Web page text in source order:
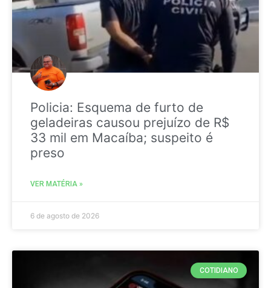
Policia: Esquema de furto de
geladeiras causou prejuízo de R$
33 mil em Macaíba; suspeito é
preso
VER MATÉRIA »
6 de agosto de 2026
COTIDIANO